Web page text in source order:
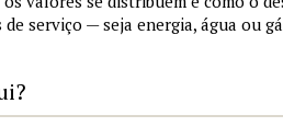
serviço — seja energia, água ou